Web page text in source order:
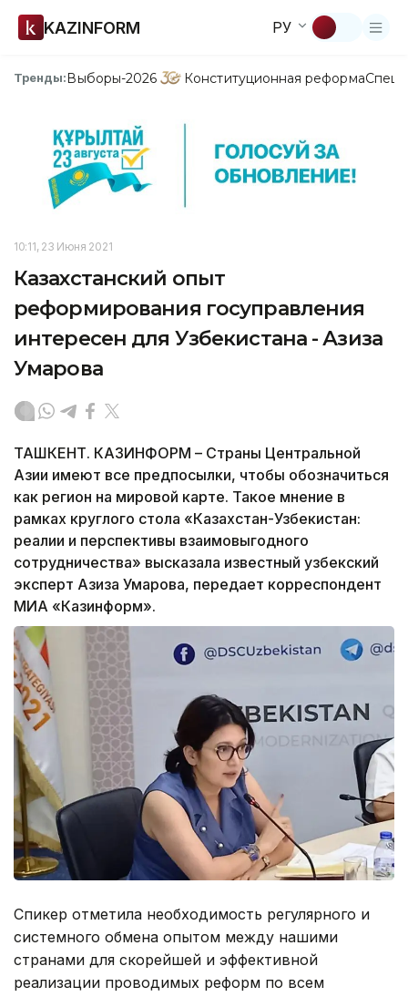
KAZINFORM РУ
Тренды:Выборы-2026 Конституционная реформа
10:11, 23 Июня 2021
Казахстанский опыт
реформирования госуправления
интересен для Узбекистана - Азиза
Умарова
ТАШКЕНТ. КАЗИНФОРМ – Страны Центральной
Азии имеют все предпосылки, чтобы обозначиться
как регион на мировой карте. Такое мнение в
рамках круглого стола «Казахстан-Узбекистан:
реалии и перспективы взаимовыгодного
сотрудничества» высказала известный узбекский
эксперт Азиза Умарова, передает корреспондент
МИА «Казинформ».
Спикер отметила необходимость регулярного и
системного обмена опытом между нашими
странами для скорейшей и эффективной
реализации проводимых реформ по всем